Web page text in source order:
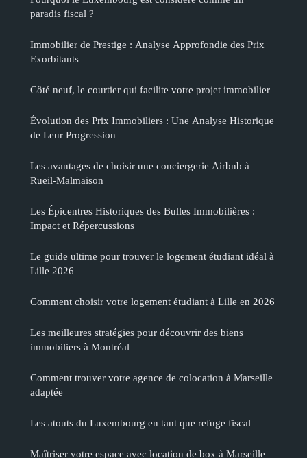
paradis fiscal ?
Immobilier de Prestige : Analyse Approfondie des Prix
Exorbitants
Côté neuf, le courtier qui facilite votre projet immobilier
Évolution des Prix Immobiliers : Une Analyse Historique
de Leur Progression
Les avantages de choisir une conciergerie Airbnb à
Rueil-Malmaison
Les Épicentres Historiques des Bulles Immobilières :
Impact et Répercussions
Le guide ultime pour trouver le logement étudiant idéal à
Lille 2026
Comment choisir votre logement étudiant à Lille en 2026
Les meilleures stratégies pour découvrir des biens
immobiliers à Montréal
Comment trouver votre agence de colocation à Marseille
adaptée
Les atouts du Luxembourg en tant que refuge fiscal
Maîtriser votre espace avec location de box à Marseille